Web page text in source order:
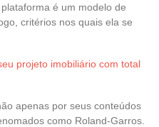
é um modelo de
critérios nos quais ela se
projeto imobiliário com total
apenas por seus conteúdos
como Roland-Garros.